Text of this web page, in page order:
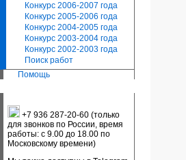
Конкурс 2006-2007 года
Конкурс 2005-2006 года
Конкурс 2004-2005 года
Конкурс 2003-2004 года
Конкурс 2002-2003 года
Поиск работ
Помощь
+7 936 287-20-60 (только
для звонков по России, время
работы: с 9.00 до 18.00 по
Московскому времени)